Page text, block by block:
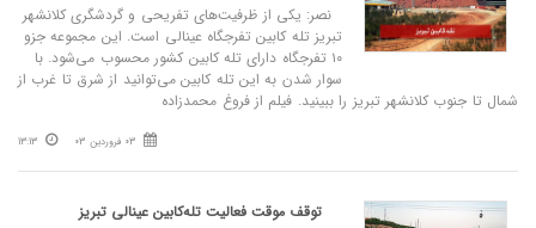
نصر: یکی از ظرفیت‌های تفریحی و گردشگری کلانشهر
تبریز تله کابین تفرجگاه عینالی است. این مجموعه جزو
۱۰ تفرجگاه دارای تله کابین کشور محسوب می‌شود. با
سوار شدن به این تله کابین می‌توانید از شرق تا غرب از
شمال تا جنوب کلانشهر تبریز را ببینید. فیلم از فروغ محمدزاده
03 فروردین 03 13:13
توقف موقت فعالیت تله‌کابین عینالی تبریز